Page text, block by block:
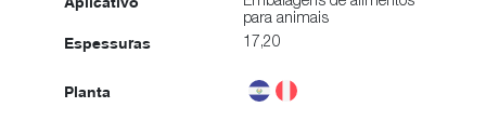
para animais
17,20